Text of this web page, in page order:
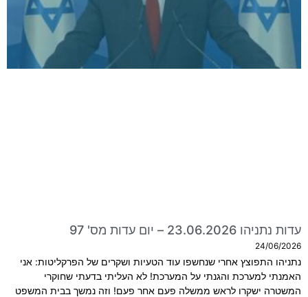
עדות נתניהו 23.06.2026 – יום עדות מס' 97
24/06/2026
נתניהו התפוצץ אחרי שנחשפו עוד הטעיות ושקרים של הפרקליטות: אני
האמנתי למערכת והגנתי על המערכת! לא העליתי בדעתי שחוקרי
המשטרה ישקרו לראש ממשלה פעם אחר פעם! וזה נמשך בבית המשפט